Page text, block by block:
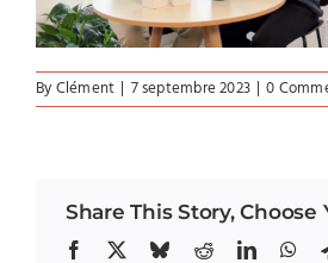
ByClément | 7 septembre 2023 | 0
Share This Story, Choose
Facebook BlueskyRedditLinkedIn